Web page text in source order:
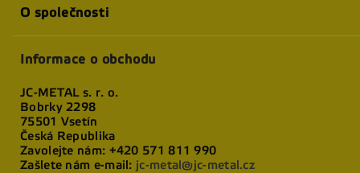
O společnosti
Informace o obchodu
JC-METAL s. r. o.
Bobrky 2298
75501 Vsetín
Česká Republika
Zavolejte nám: +420 571 811 990
Zašlete nám e-mail: jc-metal@jc-metal.cz